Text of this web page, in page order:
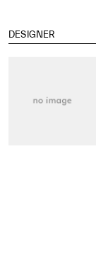
DESIGNER